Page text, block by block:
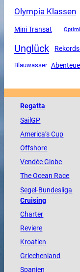
Olympia Klassen
Mini Transat
Unglück
Blauwasser
Regatta
SailGP
America’s Cup
Offshore
VendéeGlobe
TheOcean Race
Segel-Bundesliga
Cruising
Charter
Reviere
Kroatien
Griechenland
Spanien